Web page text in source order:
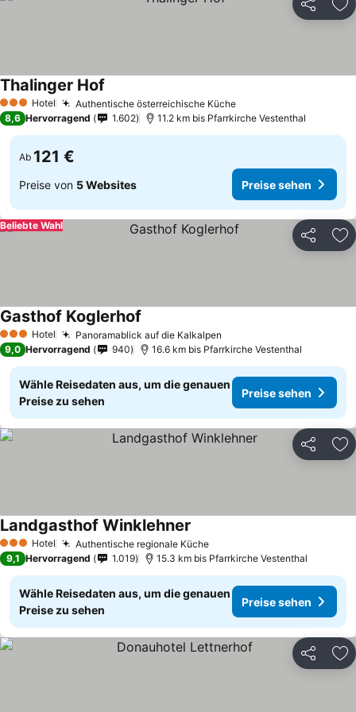
Teilen
3 SterneHotel Authentische österreichische Küche
Thalinger Hof
8,6 Hervorragend 1.602 11.2 km bis Pfarrkirche Vestenthal
Ab 121 €
Preise von 5 Websites Preise sehen
Teilen
Beliebte Wahl
3 SterneHotel Panoramablick auf die Kalkalpen
Gasthof Koglerhof
9,0 Hervorragend 940 16.6 km bis Pfarrkirche Vestenthal
Wähle Reisedaten aus, um die genauen
Preise zu sehen
Preise sehen
Teilen
3 SterneHotel Authentische regionale Küche
Landgasthof Winklehner
9,1 Hervorragend 1.019 15.3 km bis Pfarrkirche Vestenthal
Wähle Reisedaten aus, um die genauen
Preise zu sehen
Preise sehen
Teilen